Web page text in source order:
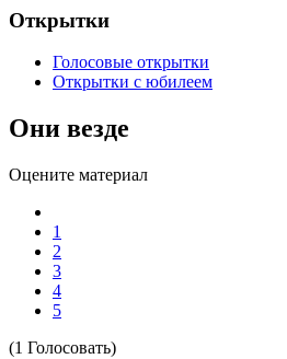
Открытки
Голосовые открытки
Открытки с юбилеем
Они везде
Оцените материал
1
2
3
4
5
(1 Голосовать)